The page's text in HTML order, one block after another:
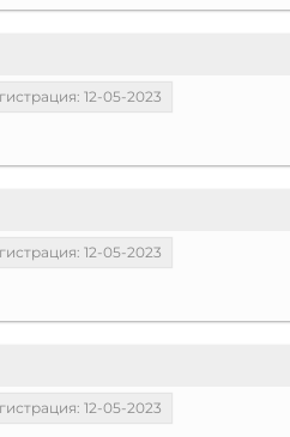
12-05-2023
12-05-2023
12-05-2023